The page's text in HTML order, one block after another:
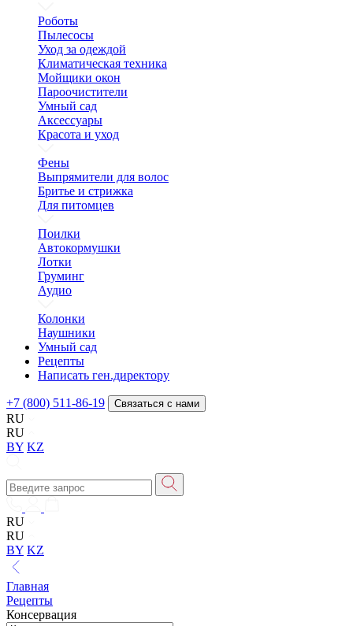
Роботы
Пылесосы
Уход за одеждой
Климатическая техника
Мойщики окон
Пароочистители
Умный сад
Аксессуары
Красота и уход
Фены
Выпрямители для волос
Бритье и стрижка
Для питомцев
Поилки
Автокормушки
Лотки
Груминг
Аудио
Колонки
Наушники
Умный сад
Рецепты
Написать ген.директору
+7 (800) 511-86-19 Связаться с нами
RU
RU
BY KZ
RU
RU
BY KZ
Главная
Рецепты
Консервация